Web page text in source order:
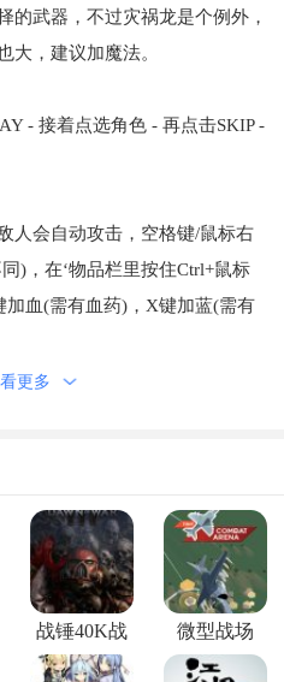
武器，不过灾祸龙是个例外，
大，建议加魔法。
- 接着点选角色 - 再点击SKIP -
会自动攻击，空格键/鼠标右
)，在‘物品栏里按住Ctrl+鼠标
血(需有血药)，X键加蓝(需有
可进入物品栏，点击拖动已
SWAP HERO可以马上更换
耗金币。
更多
战锤40K战
争黎明3
微型战场